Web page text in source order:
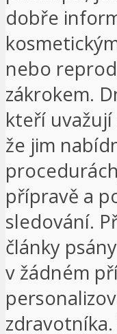
dobře
nebo
zákrokem.
kteří
že jim
přípravě a
sledování.
články
v žádném